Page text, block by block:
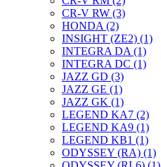
CR-V RW (3)
HONDA (2)
INSIGHT (ZE2) (1)
INTEGRA DA (1)
INTEGRA DC (1)
JAZZ GD (3)
JAZZ GE (1)
JAZZ GK (1)
LEGEND KA7 (2)
LEGEND KA9 (1)
LEGEND KB1 (1)
ODYSSEY (RA) (1)